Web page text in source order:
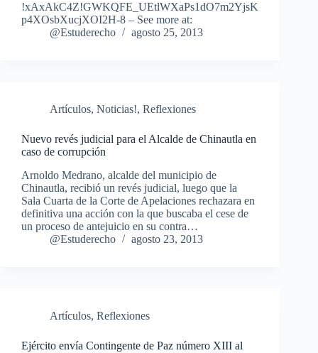
!xAxAkC4Z!GWKQFE_UEtlWXaPs1dO7m2YjsK
p4XOsbXucjXOI2H-8 – See more at:
@Estuderecho
agosto 25, 2013
Artículos, Noticias!, Reflexiones
Nuevo revés judicial para el Alcalde de Chinautla en
caso de corrupción
Arnoldo Medrano, alcalde del municipio de
Chinautla, recibió un revés judicial, luego que la
Sala Cuarta de la Corte de Apelaciones rechazara en
definitiva una acción con la que buscaba el cese de
un proceso de antejuicio en su contra…
@Estuderecho
agosto 23, 2013
Artículos, Reflexiones
Ejército envía Contingente de Paz número XIII al